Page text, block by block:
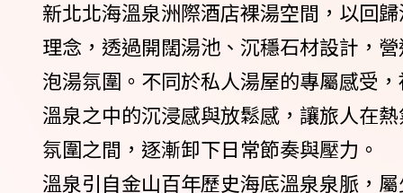
新北北海溫泉洲際酒店裸湯空間，以回
理念，透過開闊湯池、沉穩石材設計，
泡湯氛圍。不同於私人湯屋的專屬感受
溫泉之中的沉浸感與放鬆感，讓旅人在
氛圍之間，逐漸卸下日常節奏與壓力。
溫泉引自金山百年歷史海底溫泉泉脈，